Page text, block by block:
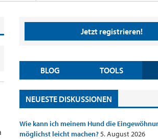
Jetzt registrieren!
BLOG TOOLS
NEUESTE DISKUSSIONEN
Wie kann ich meinem Hund die
möglichst leicht machen?5. August 2026